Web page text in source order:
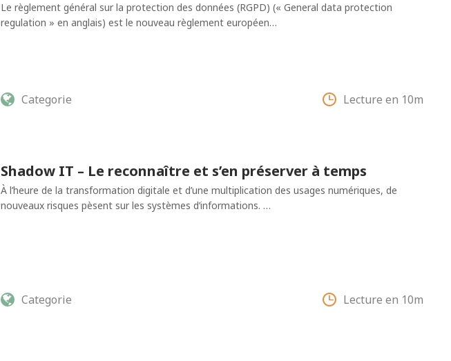
Le règlement général sur la protection des données (RGPD) (« General data protection
regulation » en anglais) est le nouveau règlement européen…
Categorie Lecture en 10m
Shadow IT – Le reconnaître et s’en préserver à temps
À l’heure de la transformation digitale et d’une multiplication des usages numériques, de
nouveaux risques pèsent sur les systèmes d’informations. …
Categorie Lecture en 10m